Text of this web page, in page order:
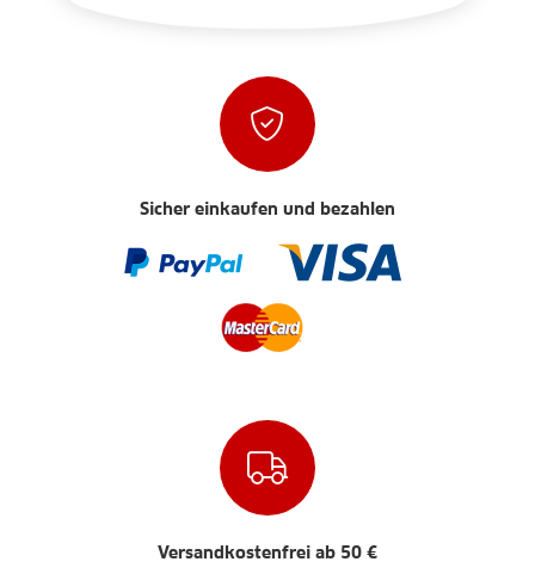
Sicher einkaufen und bezahlen
Versandkostenfrei ab 50 €